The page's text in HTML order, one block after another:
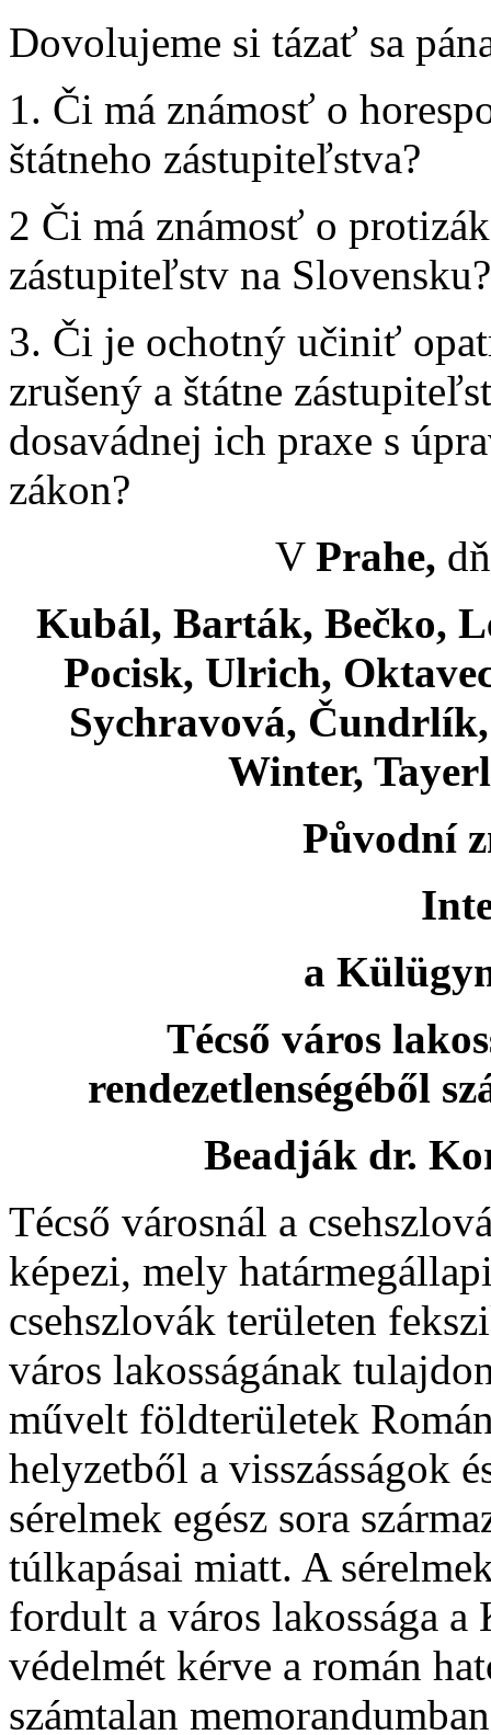
Dovolujeme si tázať sa
1. Či má známosť o
štátneho zástupiteľstva?
2 Či má známosť o
zástupiteľstv na Slovensku?
3. Či je ochotný učiniť
zrušený a štátne
dosavádnej ich praxe s
zákon?
V Prahe,
Kubál, Barták, Bečko,
Pocisk, Ulrich,
Sychravová,
Winter,
Původní
a
Técső város
rendezetlenségéből
Beadják dr.
Técső városnál a
képezi, mely
csehszlovák területen
város lakosságának
művelt földterületek
helyzetből a visszásságok
sérelmek egész sora
túlkapásai miatt. A
fordult a város lakossága
védelmét kérve a román
számtalan